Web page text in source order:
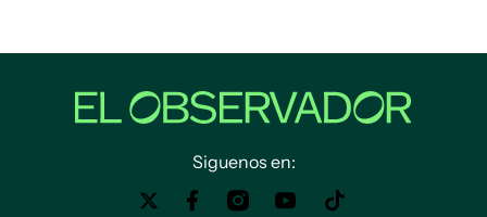
Siguenos en: